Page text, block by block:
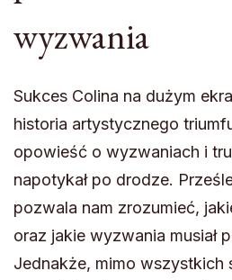
wyzwania
Sukces Colina na dużym
historia artystycznego
opowieść o wyzwaniach i
napotykał po drodze.
pozwala nam zrozumieć,
oraz jakie wyzwania musiał
Jednakże, mimo wszystkich